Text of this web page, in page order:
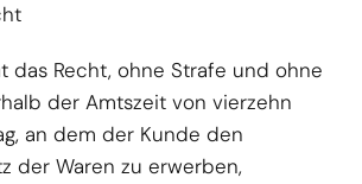
das Recht, ohne Strafe und ohne
der Amtszeit von vierzehn
an dem der Kunde den
der Waren zu erwerben,